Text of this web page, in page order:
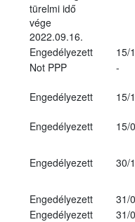
türelmi idő
vége
2022.09.16.
Engedélyezett
15/
Not PPP
-
Engedélyezett 15/
Engedélyezett
15/
Engedélyezett 30/
Engedélyezett
31/
Engedélyezett
31/